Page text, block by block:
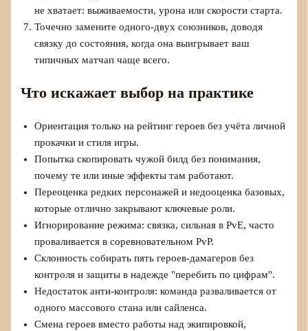
не хватает: выживаемости, урона или скорости старта.
Точечно замените одного-двух союзников, доводя
связку до состояния, когда она выигрывает ваш
типичных матчап чаще всего.
Что искажает выбор на практике
Ориентация только на рейтинг героев без учёта личной
прокачки и стиля игры.
Попытка скопировать чужой билд без понимания,
почему те или иные эффекты там работают.
Переоценка редких персонажей и недооценка базовых,
которые отлично закрывают ключевые роли.
Игнорирование режима: связка, сильная в PvE, часто
проваливается в соревновательном PvP.
Склонность собирать пять героев-дамагеров без
контроля и защиты в надежде "перебить по цифрам".
Недостаток анти-контроля: команда разваливается от
одного массового стана или сайленса.
Смена героев вместо работы над экипировкой,